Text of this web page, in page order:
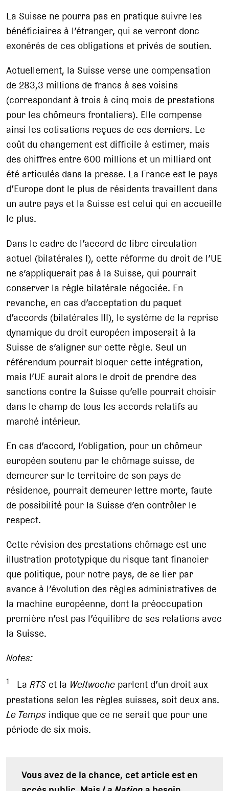
La Suisse ne pourra pas en pratique suivre les
bénéficiaires à l’étranger, qui se verront donc
exonérés de ces obligations et privés de soutien.
Actuellement, la Suisse verse une compensation
de 283,3 millions de francs à ses voisins
(correspondant à trois à cinq mois de prestations
pour les chômeurs frontaliers). Elle compense
ainsi les cotisations reçues de ces derniers. Le
coût du changement est difficile à estimer, mais
des chiffres entre 600 millions et un milliard ont
été articulés dans la presse. La France est le pays
d’Europe dont le plus de résidents travaillent dans
un autre pays et la Suisse est celui qui en accueille
le plus.
Dans le cadre de l’accord de libre circulation
actuel (bilatérales I), cette réforme du droit de l’UE
ne s’appliquerait pas à la Suisse, qui pourrait
conserver la règle bilatérale négociée. En
revanche, en cas d’acceptation du paquet
d’accords (bilatérales III), le système de la reprise
dynamique du droit européen imposerait à la
Suisse de s’aligner sur cette règle. Seul un
référendum pourrait bloquer cette intégration,
mais l’UE aurait alors le droit de prendre des
sanctions contre la Suisse qu’elle pourrait choisir
dans le champ de tous les accords relatifs au
marché intérieur.
En cas d’accord, l’obligation, pour un chômeur
européen soutenu par le chômage suisse, de
demeurer sur le territoire de son pays de
résidence, pourrait demeurer lettre morte, faute
de possibilité pour la Suisse d’en contrôler le
respect.
Cette révision des prestations chômage est une
illustration prototypique du risque tant financier
que politique, pour notre pays, de se lier par
avance à l’évolution des règles administratives de
la machine européenne, dont la préoccupation
première n’est pas l’équilibre de ses relations avec
la Suisse.
Notes:
1 LaRTS et la Weltwoche parlent d’un droit aux
prestations selon les règles suisses, soit deux ans.
Le Temps indique que ce ne serait que pour une
période de six mois.
Vous avez de la chance, cet article est en